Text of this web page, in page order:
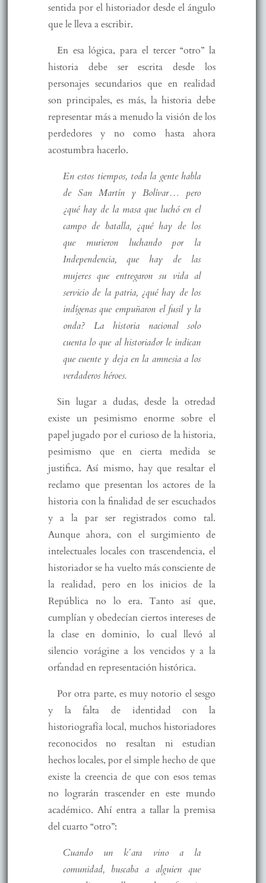
sentida por el historiador desde el ángulo
que le lleva a escribir.
En esa lógica, para el tercer “otro” la
historia debe ser escrita desde los
personajes secundarios que en realidad
son principales, es más, la historia debe
representar más a menudo la visión de los
perdedores y no como hasta ahora
acostumbra hacerlo.
En estos tiempos, toda la gente habla
de San Martín y Bolívar… pero
¿qué hay de la masa que luchó en el
campo de batalla, ¿qué hay de los
que murieron luchando por la
Independencia, que hay de las
mujeres que entregaron su vida al
servicio de la patria, ¿qué hay de los
indígenas que empuñaron el fusil y la
onda? La historia nacional solo
cuenta lo que al historiador le indican
que cuente y deja en la amnesia a los
verdaderos héroes.
Sin lugar a dudas, desde la otredad
existe un pesimismo enorme sobre el
papel jugado por el curioso de la historia,
pesimismo que en cierta medida se
justifica. Así mismo, hay que resaltar el
reclamo que presentan los actores de la
historia con la finalidad de ser escuchados
y a la par ser registrados como tal.
Aunque ahora, con el surgimiento de
intelectuales locales con trascendencia, el
historiador se ha vuelto más consciente de
la realidad, pero en los inicios de la
República no lo era. Tanto así que,
cumplían y obedecían ciertos intereses de
la clase en dominio, lo cual llevó al
silencio vorágine a los vencidos y a la
orfandad en representación histórica.
Por otra parte, es muy notorio el sesgo
y la falta de identidad con la
historiografía local, muchos historiadores
reconocidos no resaltan ni estudian
hechos locales, por el simple hecho de que
existe la creencia de que con esos temas
no lograrán trascender en este mundo
académico. Ahí entra a tallar la premisa
del cuarto “otro”:
Cuando un k´ara vino a la
comunidad, buscaba a alguien que